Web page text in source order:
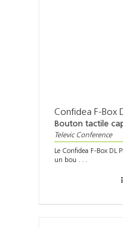
Confidea F-Box
Bouton tactile
Televic Conference
Le Confidea F-Box DL
un bou . . .